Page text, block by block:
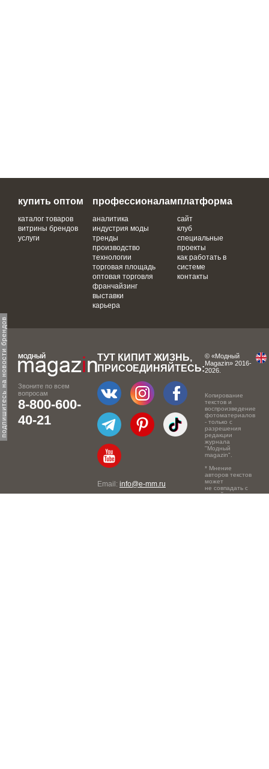
подпишитесь на новости брендов
купить оптом
каталог товаров
витрины брендов
услуги
профессионалам
аналитика
индустрия моды
тренды
производство
технологии
торговая площадь
оптовая торговля
франчайзинг
выставки
карьера
платформа
сайт
клуб
специальные
проекты
как работать в
системе
контакты
Звоните по всем
вопросам
8-800-600-
40-21
ТУТ КИПИТ ЖИЗНЬ,
ПРИСОЕДИНЯЙТЕСЬ:
Email: info@e-mm.ru
© «Модный
Magazin» 2016-
2026.
Копирование
текстов и
воспроизведение
фотоматериалов
- только с
разрешения
редакции
журнала
"Модный
magazin".
* Мнение
авторов текстов
может
не совпадать с
точкой зрения